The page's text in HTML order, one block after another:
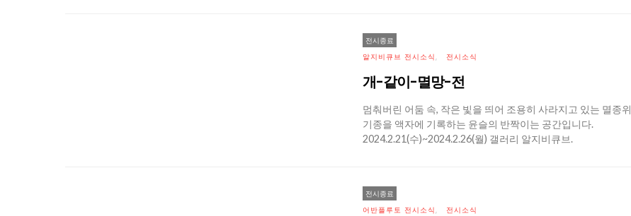
전시종료
알지비큐브 전시소식 전시소식
개-같이-멸망-전
멈춰버린 어둠 속, 작은 빛을 띄어 조용히 사라지고 있는 멸종위
기종을 액자에 기록하는 윤슬의 반짝이는 공간입니다.
2024.2.21(수)~2024.2.26(월) 갤러리 알지비큐브.
전시종료
어반플루토 전시소식 전시소식